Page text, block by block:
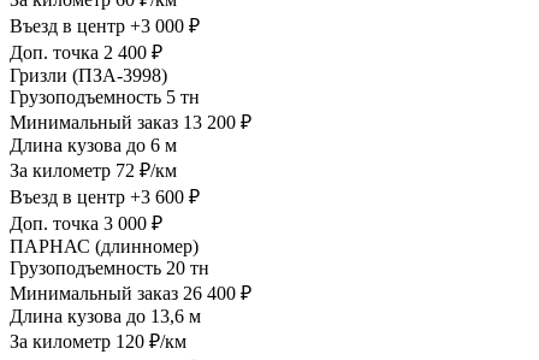
Въезд в центр +3 000 ₽
Доп. точка 2 400 ₽
Гризли (ПЗА-3998)
Грузоподъемность 5 тн
Минимальный заказ 13 200 ₽
Длина кузова до 6 м
За километр 72 ₽/км
Въезд в центр +3 600 ₽
Доп. точка 3 000 ₽
ПАРНАС (длинномер)
Грузоподъемность 20 тн
Минимальный заказ 26 400 ₽
Длина кузова до 13,6 м
За километр 120 ₽/км